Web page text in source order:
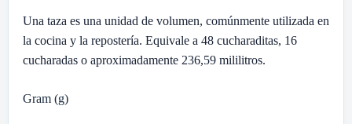
Una taza es una unidad de volumen, comúnmente utilizada en
la cocina y la repostería. Equivale a 48 cucharaditas, 16
cucharadas o aproximadamente 236,59 mililitros.
Gram (g)